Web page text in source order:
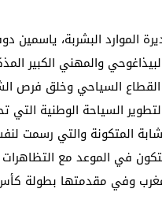
الموارد البشربة، ياسمين
والمهني الكبير
السياحي وخلق فرص
السياحة الوطنية التي
المتكونة والتي رسمت
في الموعد مع التظاهرات
وفي مقدمتها بطولة